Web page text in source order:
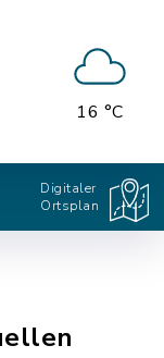
16 °C
Digitaler
Ortsplan